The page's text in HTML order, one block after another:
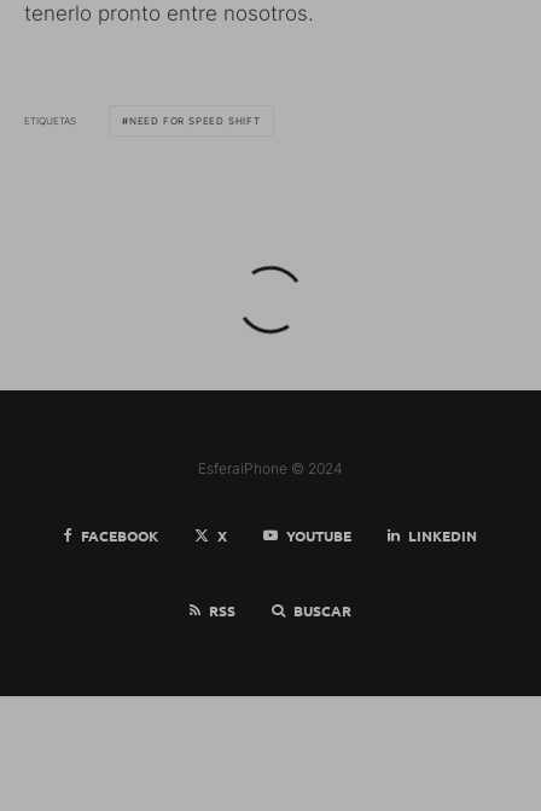
tenerlo pronto entre nosotros.
ETIQUETAS NEED FOR SPEED SHIFT
EsferaiPhone © 2024
FACEBOOK X YOUTUBE LINKEDIN
RSS BUSCAR